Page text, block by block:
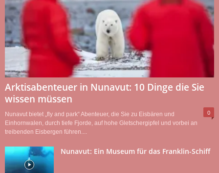
Arktisabenteuer in Nunavut: 10 Dinge die Sie
wissen müssen
0
Nunavut bietet „fly and park“ Abenteuer, die Sie zu Eisbären und
Einhornwalen, durch tiefe Fjorde, auf hohe Gletschergipfel und vorbei an
treibenden Eisbergen führen....
Nunavut: Ein Museum für das Franklin-Schiff